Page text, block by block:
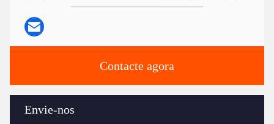
Contacte agora
Envie-nos